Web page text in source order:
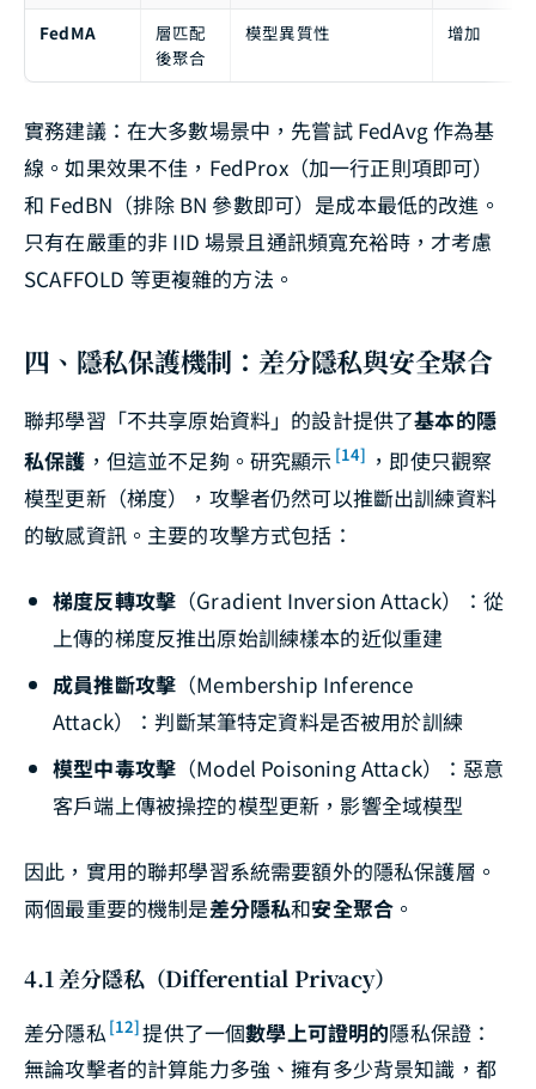
FedMA
層匹配
後聚合
模型異質性 增加
實務建議：在大多數場景中，先嘗試 FedAvg 作為基
線。如果效果不佳，FedProx（加一行正則項即可）
和 FedBN（排除 BN 參數即可）是成本最低的改進。
只有在嚴重的非 IID 場景且通訊頻寬充裕時，才考慮
SCAFFOLD 等更複雜的方法。
四、隱私保護機制：差分隱私與安全聚合
聯邦學習「不共享原始資料」的設計提供了基本的隱
私保護 ，但這並不足夠。研究顯示 [14] ，即使只觀察
模型更新（梯度），攻擊者仍然可以推斷出訓練資料
的敏感資訊。主要的攻擊方式包括：
梯度反轉攻擊 （Gradient Inversion Attack）：從
上傳的梯度反推出原始訓練樣本的近似重建
成員推斷攻擊 （Membership Inference
Attack）：判斷某筆特定資料是否被用於訓練
模型中毒攻擊 （Model Poisoning Attack）：惡意
客戶端上傳被操控的模型更新，影響全域模型
因此，實用的聯邦學習系統需要額外的隱私保護層。
兩個最重要的機制是差分隱私和安全聚合 。
4.1 差分隱私（Differential Privacy）
差分隱私 [12]提供了一個數學上可證明的隱私保證：
無論攻擊者的計算能力多強、擁有多少背景知識，都